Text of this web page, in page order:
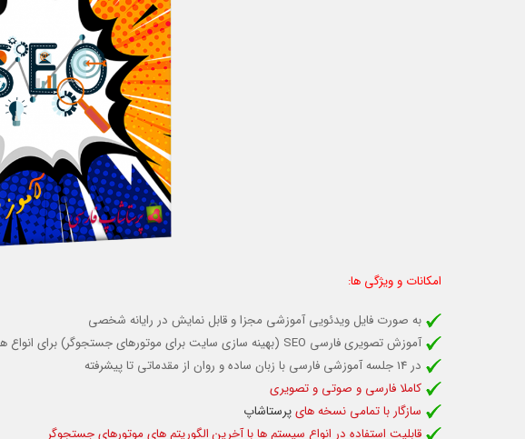
امکانات و ویژگی ها:
به صورت فایل ویدئویی آموزشی مجزا و قابل نمایش در رایانه شخصی
آموزش تصویری فارسی SEO (بهینه سازی سایت برای موتورهای جستجوگر) برای انواع هدف های کاربردی
در 14 جلسه آموزشی فارسی با زبان ساده و روان از مقدماتی تا پیشرفته
کاملا فارسی و صوتی و تصویری
سازگار با تمامی نسخه هایپرستاشاپ
قابلیت استفاده در انواع سیستم ها با آخرین الگوریتم های موتورهای جستجوگر